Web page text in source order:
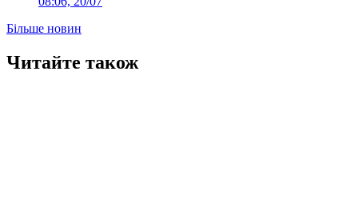
Більше новин
Читайте також